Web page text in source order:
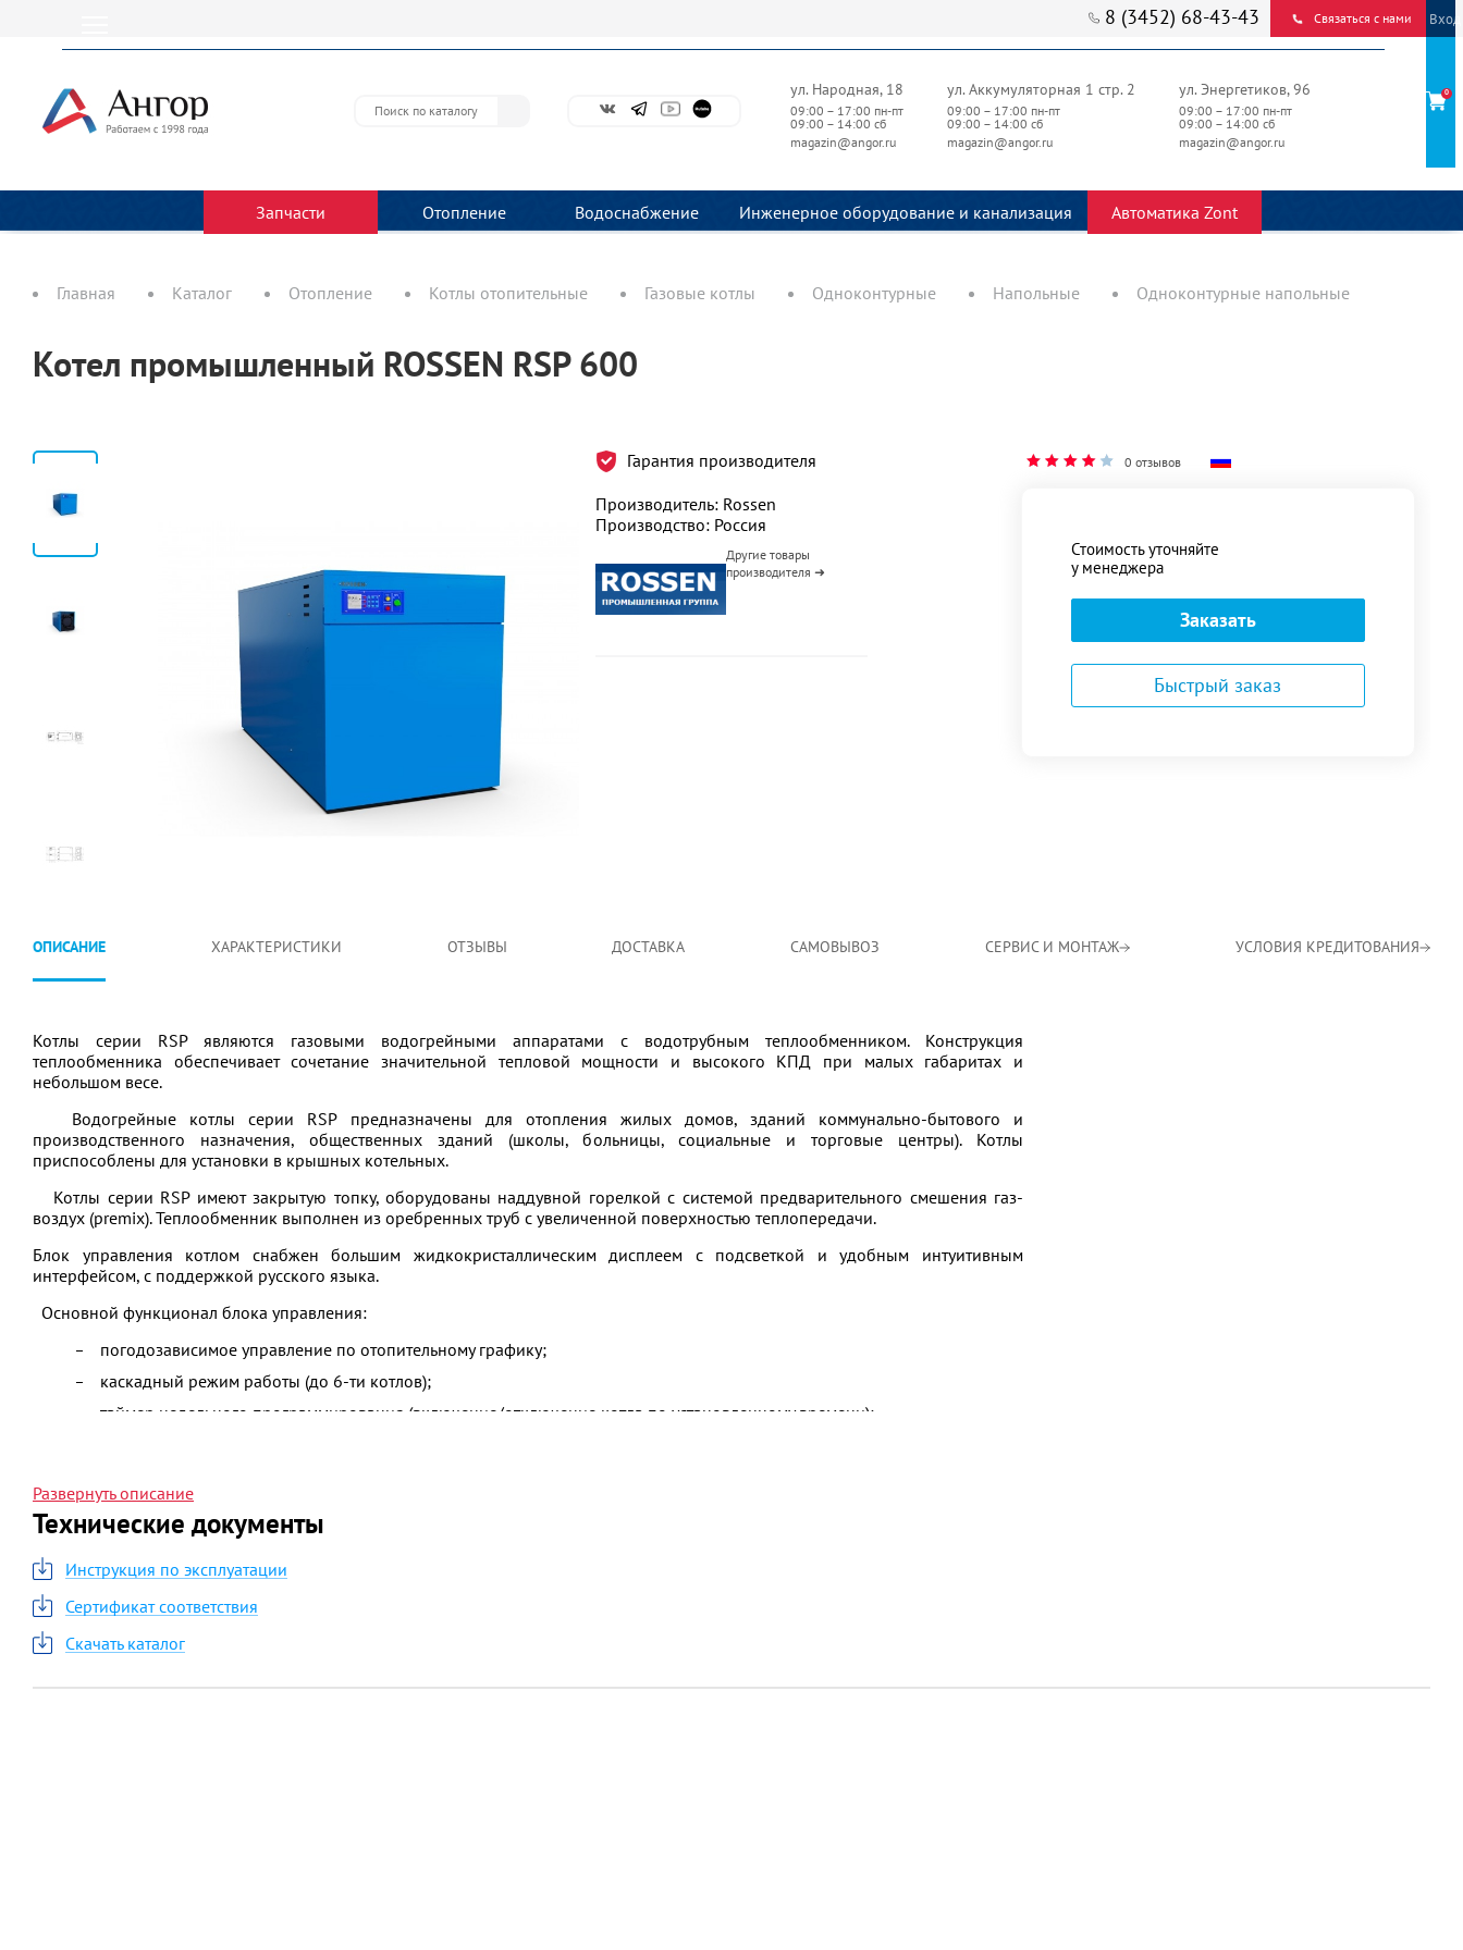
8 (3452) 68-43-43 Связаться с нами
ул. Народная, 18
09:00 – 17:00 пн-пт
09:00 – 14:00 сб
magazin@angor.ru
ул. Аккумуляторная 1 стр. 2
09:00 – 17:00 пн-пт
09:00 – 14:00 сб
magazin@angor.ru
ул. Энергетиков, 96
09:00 – 17:00 пн-пт
09:00 – 14:00 сб
magazin@angor.ru
Запчасти Отопление Водоснабжение Инженерное оборудование и канализация Автоматика Zont
Вход
0
Главная Каталог Отопление Котлы отопительные Газовые котлы Одноконтурные Напольные Одноконтурные напольные
Котел промышленный ROSSEN RSP 600
Гарантия производителя
Производитель: Rossen
Производство: Россия
Другие товары
производителя ➜
0 отзывов
Стоимость уточняйте
у менеджера
Заказать
Быстрый заказ
ОПИСАНИЕ ХАРАКТЕРИСТИКИ ОТЗЫВЫ ДОСТАВКА САМОВЫВОЗ СЕРВИС И МОНТАЖ УСЛОВИЯ КРЕДИТОВАНИЯ
Котлы серии RSP являются газовыми водогрейными аппаратами с водотрубным теплообменником. Конструкция
теплообменника обеспечивает сочетание значительной тепловой мощности и высокого КПД при малых габаритах и
небольшом весе.
Водогрейные котлы серии RSP предназначены для отопления жилых домов, зданий коммунально-бытового и
производственного назначения, общественных зданий (школы, больницы, социальные и торговые центры). Котлы
приспособлены для установки в крышных котельных.
Котлы серии RSP имеют закрытую топку, оборудованы наддувной горелкой с системой предварительного смешения газ-
воздух (premix). Теплообменник выполнен из оребренных труб с увеличенной поверхностью теплопередачи.
Блок управления котлом снабжен большим жидкокристаллическим дисплеем с подсветкой и удобным интуитивным
интерфейсом, с поддержкой русского языка.
Основной функционал блока управления:
погодозависимое управление по отопительному графику;
каскадный режим работы (до 6-ти котлов);
таймер недельного программирования (включение/отключение котла по установленному времени);
Развернуть описание
Технические документы
Инструкция по эксплуатации
Сертификат соответствия
Скачать каталог